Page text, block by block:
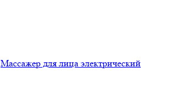
Массажер для лица электрический